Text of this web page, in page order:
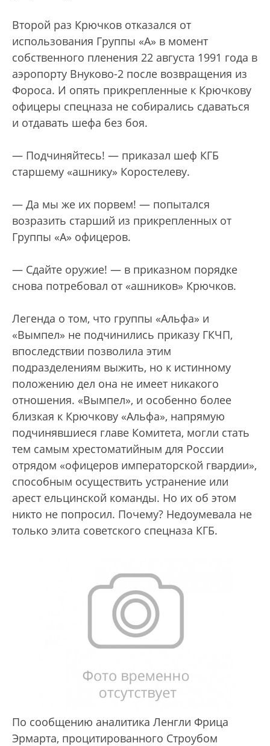
Второй раз Крючков отказался от
использования Группы «А» в момент
собственного пленения 22 августа 1991 года в
аэропорту Внуково-2 после возвращения из
Фороса. И опять прикрепленные к Крючкову
офицеры спецназа не собирались сдаваться
и отдавать шефа без боя.
— Подчиняйтесь! — приказал шеф КГБ
старшему «ашнику» Коростелеву.
— Да мы же их порвем! — попытался
возразить старший из прикрепленных от
Группы «А» офицеров.
— Сдайте оружие! — в приказном порядке
снова потребовал от «ашников» Крючков.
Легенда о том, что группы «Альфа» и
«Вымпел» не подчинились приказу ГКЧП,
впоследствии позволила этим
подразделениям выжить, но к истинному
положению дел она не имеет никакого
отношения. «Вымпел», и особенно более
близкая к Крючкову «Альфа», напрямую
подчинявшиеся главе Комитета, могли стать
тем самым хрестоматийным для России
отрядом «офицеров императорской гвардии»,
способным осуществить устранение или
арест ельцинской команды. Но их об этом
никто не попросил. Почему? Недоумевала не
только элита советского спецназа КГБ.
По сообщению аналитика Ленгли Фрица
Эрмарта, процитированного Строубом